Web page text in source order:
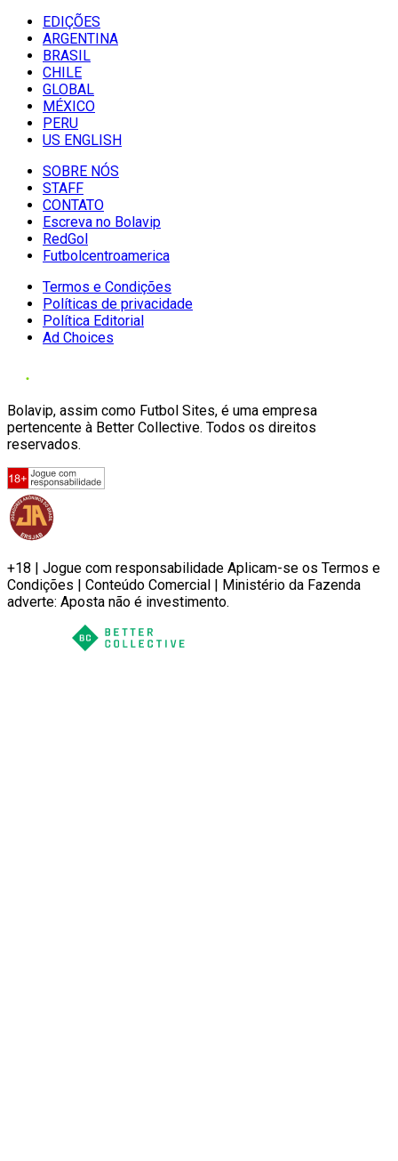
EDIÇÕES
ARGENTINA
BRASIL
CHILE
GLOBAL
MÉXICO
PERU
US ENGLISH
SOBRE NÓS
STAFF
CONTATO
Escreva no Bolavip
RedGol
Futbolcentroamerica
Termos e Condições
Políticas de privacidade
Política Editorial
Ad Choices
Bolavip, assim como Futbol Sites, é uma empresa
pertencente à Better Collective. Todos os direitos
reservados.
+18 | Jogue com responsabilidade Aplicam-se os Termos e
Condições | Conteúdo Comercial | Ministério da Fazenda
adverte: Aposta não é investimento.